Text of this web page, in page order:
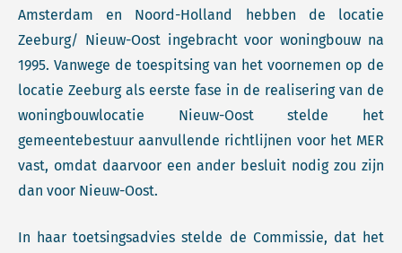
Amsterdam en Noord-Holland hebben de locatie
Zeeburg/ Nieuw-Oost ingebracht voor woningbouw na
1995. Vanwege de toespitsing van het voornemen op de
locatie Zeeburg als eerste fase in de realisering van de
woningbouwlocatie Nieuw-Oost stelde het
gemeentebestuur aanvullende richtlijnen voor het MER
vast, omdat daarvoor een ander besluit nodig zou zijn
dan voor Nieuw-Oost.
In haar toetsingsadvies stelde de Commissie, dat het